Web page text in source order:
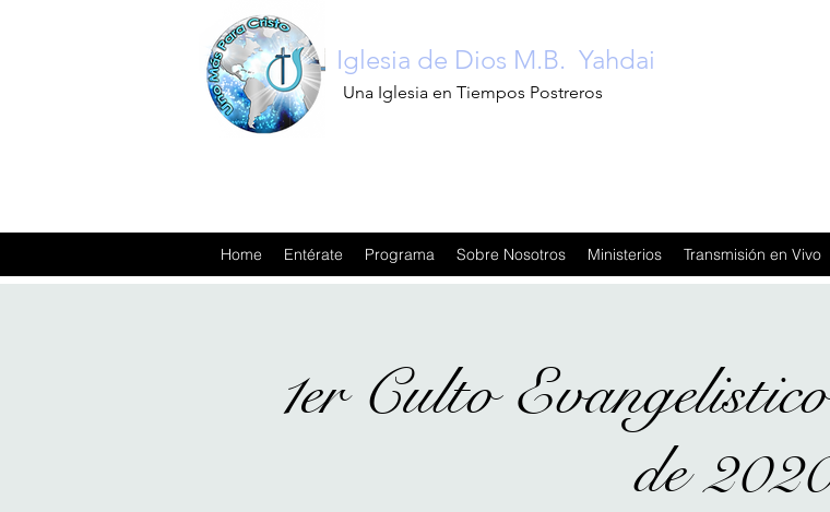
Iglesia de Dios M.B. Yahdai
Una Iglesia en Tiempos Postreros
Home Entérate Programa Sobre Nosotros Ministerios Transmisión en Vivo
1er Culto
de